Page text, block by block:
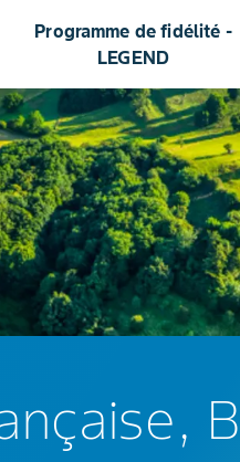
Programme de fidélité -
LEGEND